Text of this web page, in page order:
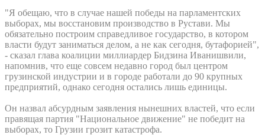
"Я обещаю, что в случае нашей победы на парламентских
выборах, мы восстановим производство в Рустави. Мы
обязательно построим справедливое государство, в котором
власти будут заниматься делом, а не как сегодня, бутафорией",
- сказал глава коалиции миллиардер Бидзина Иванишвили,
напомнив, что еще совсем недавно город был центром
грузинской индустрии и в городе работали до 90 крупных
предприятий, однако сегодня остались лишь единицы.
Он назвал абсурдным заявления нынешних властей, что если
правящая партия "Национальное движение" не победит на
выборах, то Грузии грозит катастрофа.